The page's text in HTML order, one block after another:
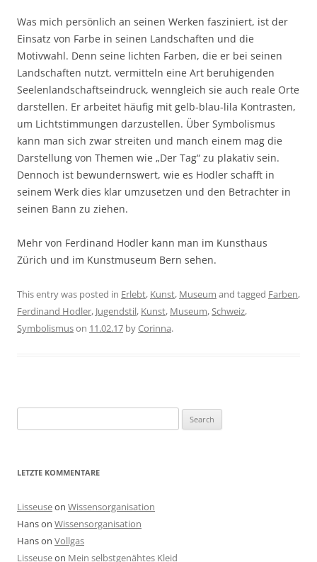
Was mich persönlich an seinen Werken fasziniert, ist der
Einsatz von Farbe in seinen Landschaften und die
Motivwahl. Denn seine lichten Farben, die er bei seinen
Landschaften nutzt, vermitteln eine Art beruhigenden
Seelenlandschaftseindruck, wenngleich sie auch reale Orte
darstellen. Er arbeitet häufig mit gelb-blau-lila Kontrasten,
um Lichtstimmungen darzustellen. Über Symbolismus
kann man sich zwar streiten und manch einem mag die
Darstellung von Themen wie „Der Tag“ zu plakativ sein.
Dennoch ist bewundernswert, wie es Hodler schafft in
seinem Werk dies klar umzusetzen und den Betrachter in
seinen Bann zu ziehen.
Mehr von Ferdinand Hodler kann man im Kunsthaus
Zürich und im Kunstmuseum Bern sehen.
This entry was posted in Erlebt, Kunst, Museum and tagged Farben,
Ferdinand Hodler, Jugendstil, Kunst, Museum,Schweiz,
Symbolismuson 11.02.17 byCorinna.
for:
LETZTE KOMMENTARE
Lisseuseon Wissensorganisation
Hanson Wissensorganisation
Hanson Vollgas
Lisseuseon Mein selbstgenähtes Kleid